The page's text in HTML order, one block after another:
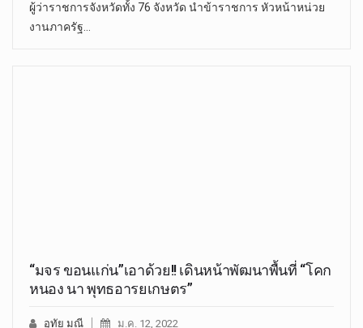
ผู้ว่าราชการจังหวัดทั้ง 76 จังหวัด นำข้าราชการ หัวหน้าหน่วย
งานภาครัฐ…
“มจร ขอนแก่น”เอาด้วย!! เดินหน้าพัฒนาพื้นที่ “โคก
หนอง นา พุทธอารยเกษตร”
อุทัย มณี ม.ค. 12, 2022